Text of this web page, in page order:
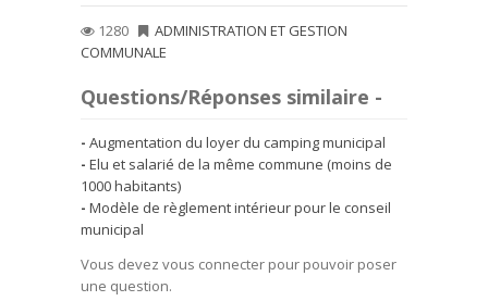
1280
ADMINISTRATION ET GESTION
COMMUNALE
Questions/Réponses similaire -
Augmentation du loyer du camping municipal
Elu et salarié de la même commune (moins de
1000 habitants)
Modèle de règlement intérieur pour le conseil
municipal
Vous devez vous connecter pour pouvoir poser
une question.